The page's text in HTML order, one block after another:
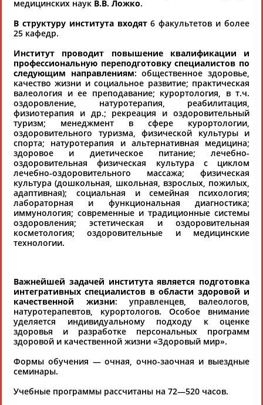
Выберите другой тип организаций
Органы управления, федерации, ВУЗы,
Академии и т.п.
Выберите из списка
Регион
Выберите из списка
Вид спорта
Выберите из списка
организации или обнаружили какую-либо
ошибку в уже опубликованных данных и
хотите ее исправить, пожалуйста, вы можете
это сделать самостоятельно
медицинских наук В.В. Ложко.
В структуру института входят6 факультетов и более
25 кафедр.
Институт проводит повышение квалификации и
профессиональную переподготовку специалистов по
следующим направлениям: общественное здоровье,
качество жизни и социальное развитие; практическая
валеология и ее преподавание; курортология, в т.ч.
оздоровление, натуротерапия, реабилитация,
физиотерапия и др.; рекреация и оздоровительный
туризм; менеджмент в сфере курортологии,
оздоровительного туризма, физической культуры и
спорта; натуротерапия и альтернативная медицина;
здоровое и диетическое питание; лечебно-
оздоровительная физическая культура с циклом
лечебно-оздоровительного массажа; физическая
культура (дошкольная, школьная, взрослых, пожилых,
адаптивная); социальная и семейная психология;
лабораторная и функциональная диагностика;
иммунология; современные и традиционные системы
оздоровления; эстетическая и оздоровительная
косметология; оздоровительные и медицинские
технологии.
Важнейшей задачей института является подготовка
интегративных специалистов в области здоровой и
качественной жизни: управленцев, валеологов,
натуротерапевтов, курортологов. Особое внимание
уделяется индивидуальному подходу к оценке
здоровья и разработке персональных программ
здоровой и качественной жизни «Здоровый мир».
Формы обучения — очная, очно-заочная и выездные
семинары.
Учебные программы рассчитаны на 72—520 часов.